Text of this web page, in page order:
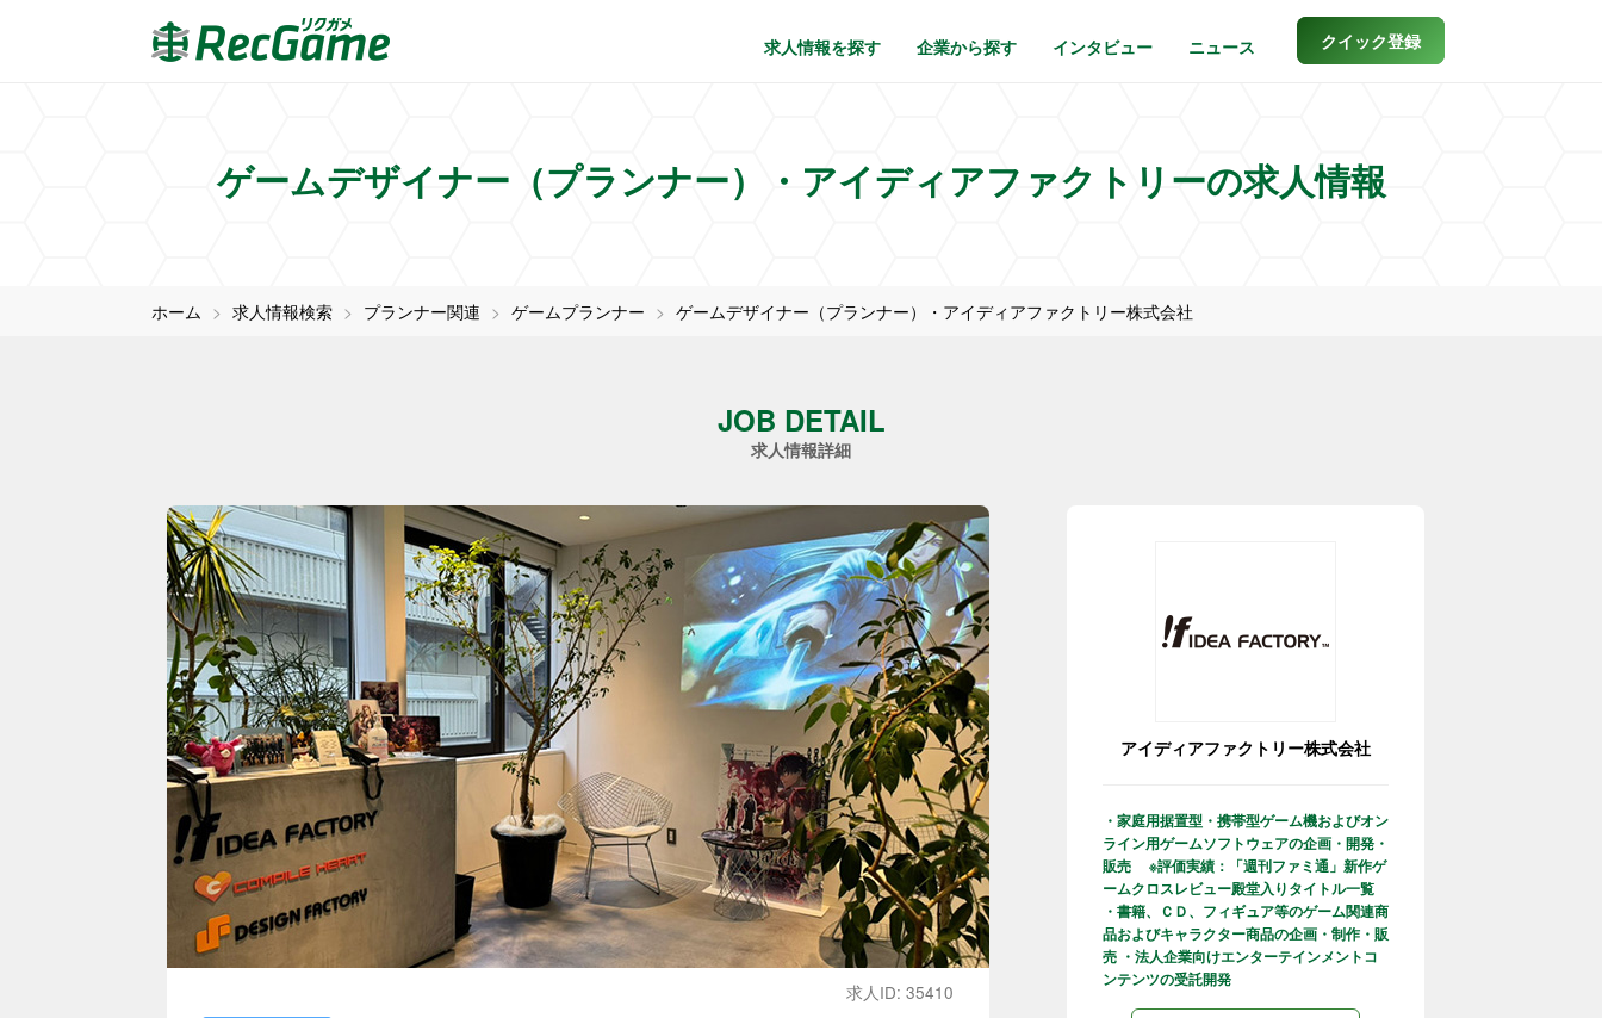
求人情報を探す 企業から探す インタビュー ニュース クイック登録
ゲームデザイナー（プランナー）・アイディアファクトリーの求人情報
ホーム 求人情報検索 プランナー関連 ゲームプランナー ゲームデザイナー（プランナー）・アイディアファクトリー株式会社
JOB DETAIL
求人情報詳細
求人ID: 35410
アイディアファクトリー株式会社
・家庭用据置型・携帯型ゲーム機およびオン
ライン用ゲームソフトウェアの企画・開発・
販売 ※評価実績：「週刊ファミ通」新作ゲ
ームクロスレビュー殿堂入りタイトル一覧
・書籍、ＣＤ、フィギュア等のゲーム関連商
品およびキャラクター商品の企画・制作・販
売 ・法人企業向けエンターテインメントコ
ンテンツの受託開発